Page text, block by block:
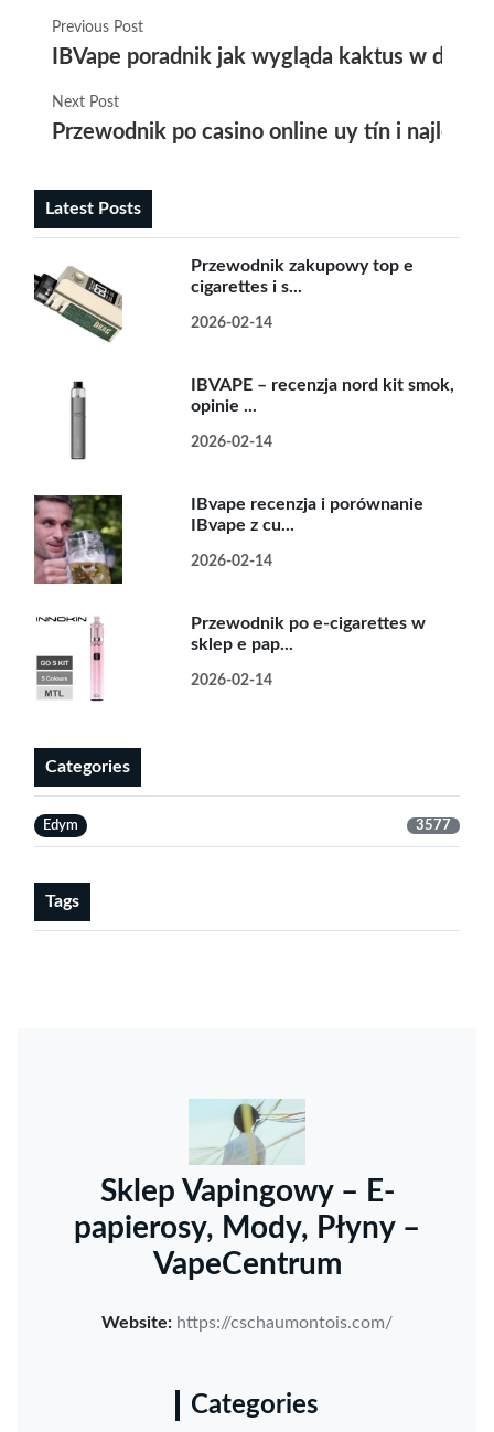
Previous Post
IBVape poradnik jak wygląda kaktus w
Next Post
Przewodnik po casino online uy tín i
Latest Posts
Przewodnik zakupowy top e
cigarettes i s...
2026-02-14
IBVAPE – recenzja nord kit smok,
opinie ...
2026-02-14
IBvape recenzja i porównanie
IBvape z cu...
2026-02-14
Przewodnik po e-cigarettes w
sklep e pap...
2026-02-14
Categories
Edym 3577
Tags
Sklep Vapingowy – E-
papierosy, Mody, Płyny –
VapeCentrum
Website: https://cschaumontois.com/
Categories